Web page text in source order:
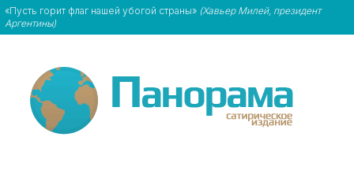
«Пусть горит флаг нашей убогой страны» (Хавьер Милей, президент
Аргентины)